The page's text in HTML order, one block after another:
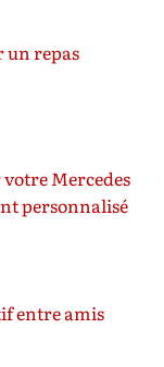
un repas
Mercedes
personnalisé
entre amis